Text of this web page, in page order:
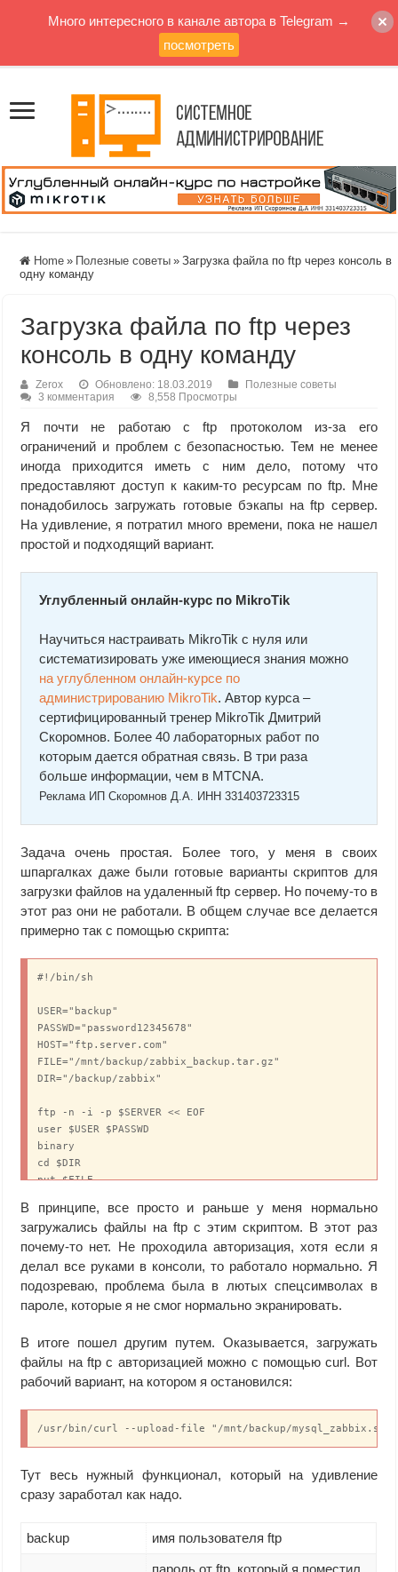
Home » Полезные советы » Загрузка файла по ftp через консоль в
одну команду
Загрузка файла по ftp через
консоль в одну команду
Zerox Обновлено: 18.03.2019
Полезные советы
3 комментария
8,558 Просмотры
Я почти не работаю с ftp протоколом из-за его
ограничений и проблем с безопасностью. Тем не менее
иногда приходится иметь с ним дело, потому что
предоставляют доступ к каким-то ресурсам по ftp. Мне
понадобилось загружать готовые бэкапы на ftp сервер.
На удивление, я потратил много времени, пока не нашел
простой и подходящий вариант.
Углубленный онлайн-курс по MikroTik
Научиться настраивать MikroTik с нуля или
систематизировать уже имеющиеся знания можно
на углубленном онлайн-курcе по
администрированию MikroTik. Автор курcа –
сертифицированный тренер MikroTik Дмитрий
Скоромнов. Более 40 лабораторных работ по
которым дается обратная связь. В три раза
больше информации, чем в MTCNA.
Реклама ИП Скоромнов Д.А. ИНН 331403723315
Задача очень простая. Более того, у меня в своих
шпаргалках даже были готовые варианты скриптов для
загрузки файлов на удаленный ftp сервер. Но почему-то в
этот раз они не работали. В общем случае все делается
примерно так с помощью скрипта:
#!/bin/sh
USER="backup"
PASSWD="password12345678"
HOST="ftp.server.com"
FILE="/mnt/backup/zabbix_backup.tar.gz"
DIR="/backup/zabbix"
ftp -n -i -p $SERVER << EOF
user $USER $PASSWD
binary
cd $DIR
put $FILE
EOF
В принципе, все просто и раньше у меня нормально
загружались файлы на ftp с этим скриптом. В этот раз
почему-то нет. Не проходила авторизация, хотя если я
делал все руками в консоли, то работало нормально. Я
подозреваю, проблема была в лютых спецсимволах в
пароле, которые я не смог нормально экранировать.
В итоге пошел другим путем. Оказывается, загружать
файлы на ftp с авторизацией можно с помощью curl. Вот
рабочий вариант, на котором я остановился:
/usr/bin/curl --upload-file "/mnt/backup/
Тут весь нужный функционал, который на удивление
сразу заработал как надо.
backup имя пользователя ftp
пароль от ftp, который я поместил
Много интересного в канале автора в Telegram →
посмотреть